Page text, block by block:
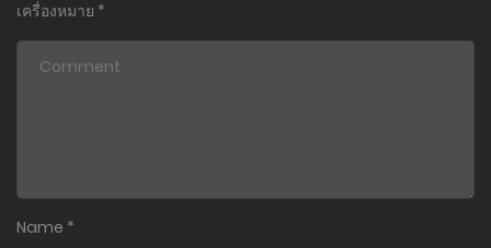
ตอนที่ 13
เครื่องหมาย *
Name *